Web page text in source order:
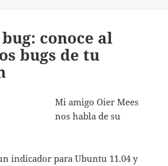
conoce al
bugs de tu
Mi amigo Oier Mees
nos habla de su
indicador para Ubuntu 11.04 y